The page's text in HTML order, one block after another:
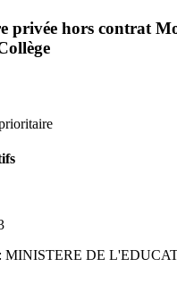
privée hors contrat
MINISTERE DE